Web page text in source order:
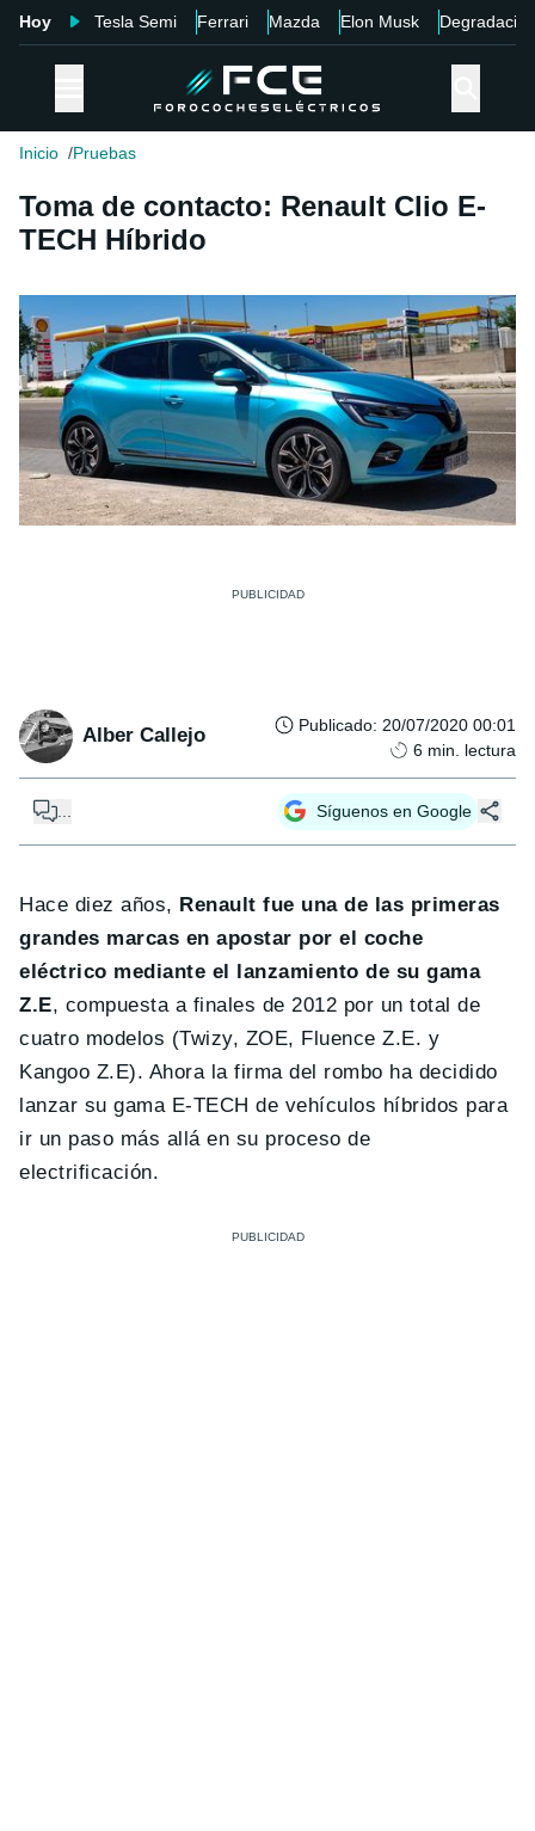
Hoy Tesla Semi Ferrari Mazda Elon Musk Degradación
Inicio Pruebas
Toma de contacto: Renault Clio E-
TECH Híbrido
Alber Callejo Publicado: 20/07/2020 00:01
6 min. lectura
Síguenos en Google
Hace diez años, Renault fue una de las primeras
grandes marcas en apostar por el coche
eléctrico mediante el lanzamiento de su gama
Z.E, compuesta a finales de 2012 por un total de
cuatro modelos (Twizy, ZOE, Fluence Z.E. y
Kangoo Z.E). Ahora la firma del rombo ha decidido
lanzar su gama E-TECH de vehículos híbridos para
ir un paso más allá en su proceso de
electrificación.